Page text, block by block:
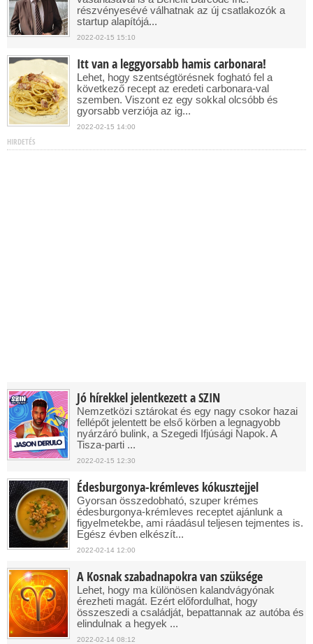
részvényesévé válhatnak az új csatlakozók a
startup alapítójá...
2022-02-15 15:10
Itt van a leggyorsabb hamis carbonara!
Lehet, hogy szentségtörésnek fogható fel a
következő recept az eredeti carbonara-val
szemben. Viszont ez egy sokkal olcsóbb és
gyorsabb verziója az ig...
2022-02-15 14:00
HIRDETÉS
Jó hírekkel jelentkezett a SZIN
Nemzetközi sztárokat és egy nagy csokor hazai
fellépőt jelentett be első körben a legnagyobb
nyárzáró bulink, a Szegedi Ifjúsági Napok. A
Tisza-parti ...
2022-02-15 12:30
Édesburgonya-krémleves kókusztejjel
Gyorsan összedobható, szuper krémes
édesburgonya-krémleves receptet ajánlunk a
figyelmetekbe, ami ráadásul teljesen tejmentes is.
Egész évben elkészít...
2022-02-14 12:00
A Kosnak szabadnapokra van szüksége
Lehet, hogy ma különösen kalandvágyónak
érezheti magát. Ezért előfordulhat, hogy
összeszedi a családját, bepattannak az autóba és
elindulnak a hegyek ...
2022-02-14 08:12